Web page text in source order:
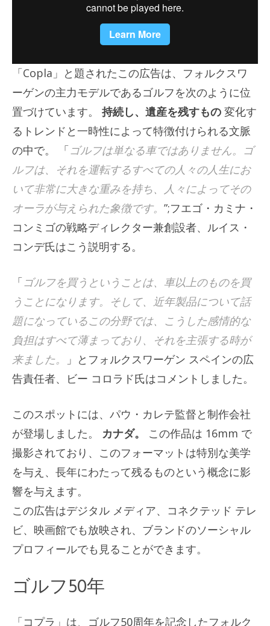
「Copla」と題されたこの広告は、フォルクスワ
ーゲンの主力モデルであるゴルフを次のように位
置づけています。 持続し、遺産を残すもの 変化す
るトレンドと一時性によって特徴付けられる文脈
の中で。 「ゴルフは単なる車ではありません。ゴ
ルフは、それを運転するすべての人々の人生にお
いて非常に大きな重みを持ち、人々によってその
オーラが与えられた象徴です。 ”;フエゴ・カミナ・
コンミゴの戦略ディレクター兼創設者、ルイス・
コンデ氏はこう説明する。
「ゴルフを買うということは、車以上のものを買
うことになります。そして、近年製品について話
題になっているこの分野では、こうした感情的な
負担はすべて薄まっており、それを主張する時が
来ました。
」とフォルクスワーゲン スペインの広
告責任者、ビー コロラド氏はコメントしました。
このスポットには、パウ・カレテ監督と制作会社
が登場しました。 カナダ。 この作品は 16mm で
撮影されており、このフォーマットは特別な美学
を与え、長年にわたって残るものという概念に影
響を与えます。
この広告はデジタル メディア、コネクテッド テレ
ビ、映画館でも放映され、ブランドのソーシャル
プロフィールでも見ることができます。
ゴルフ50年
「コプラ」は、ゴルフ50周年を記念したフォルク